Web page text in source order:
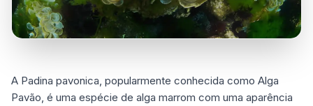
A Padina pavonica, popularmente conhecida como Alga
Pavão, é uma espécie de alga marrom com uma aparência